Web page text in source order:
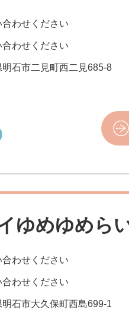
合わせください
合わせください
明石市二見町西二見685-8
ゆめゆめら
合わせください
合わせください
明石市大久保町西島699-1